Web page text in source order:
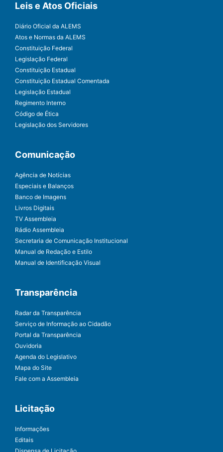
Leis e Atos Oficiais
Diário Oficial da ALEMS
Atos e Normas da ALEMS
Constituição Federal
Legislação Federal
Constituição Estadual
Constituição Estadual Comentada
Legislação Estadual
Regimento Interno
Código de Ética
Legislação dos Servidores
Comunicação
Agência de Notícias
Especiais e Balanços
Banco de Imagens
Livros Digitais
TV Assembleia
Rádio Assembleia
Secretaria de Comunicação Institucional
Manual de Redação e Estilo
Manual de Identificação Visual
Transparência
Radar da Transparência
Serviço de Informação ao Cidadão
Portal da Transparência
Ouvidoria
Agenda do Legislativo
Mapa do Site
Fale com a Assembleia
Licitação
Informações
Editais